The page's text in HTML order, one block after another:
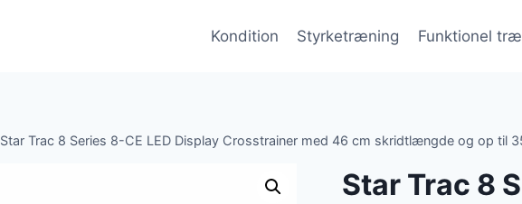
Kondition Styrketræning Funktionel
Star Trac 8 Series 8-CE LED Display Crosstrainer med 46 cm skridtlængde og op til
Star Trac 8